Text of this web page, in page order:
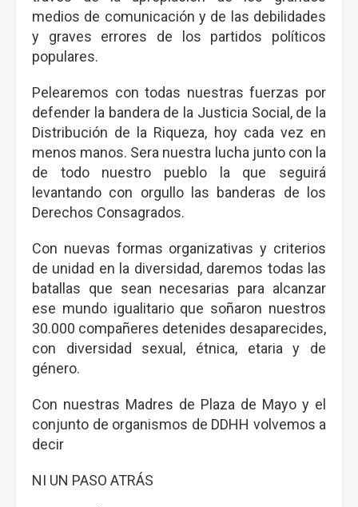
medios de comunicación y de las debilidades
y graves errores de los partidos políticos
populares.
Pelearemos con todas nuestras fuerzas por
defender la bandera de la Justicia Social, de la
Distribución de la Riqueza, hoy cada vez en
menos manos. Sera nuestra lucha junto con la
de todo nuestro pueblo la que seguirá
levantando con orgullo las banderas de los
Derechos Consagrados.
Con nuevas formas organizativas y criterios
de unidad en la diversidad, daremos todas las
batallas que sean necesarias para alcanzar
ese mundo igualitario que soñaron nuestros
30.000 compañeres detenides desaparecides,
con diversidad sexual, étnica, etaria y de
género.
Con nuestras Madres de Plaza de Mayo y el
conjunto de organismos de DDHH volvemos a
decir
NI UN PASO ATRÁS